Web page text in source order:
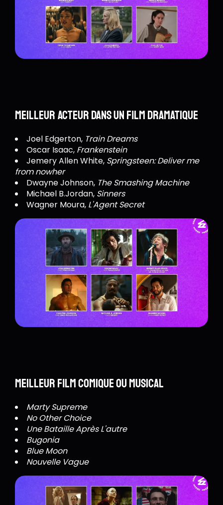
Meilleur acteur dans un film dramatique
Joel Edgerton, Train Dreams
Oscar Isaac, Frankenstein
Jemery Allen White, Springsteen: Deliver me
from nowher
Dwayne Johnson, The Smashing Machine
Michael B.Jordan, Sinners
Wagner Moura, L'Agent Secret
Meilleur film comique ou musical
Marty Supreme
No Other Choice
Une Bataille Après L'autre
Bugonia
Blue Moon
Nouvelle Vague